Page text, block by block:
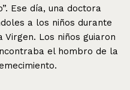
Ese día, una doctora
a los niños durante
Los niños guiaron
el hombro de la